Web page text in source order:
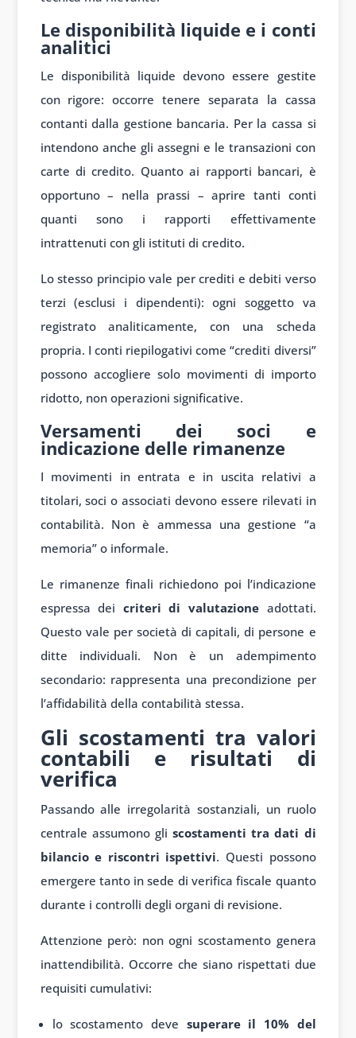
Le disponibilità liquide e i conti
analitici
Le disponibilità liquide devono essere gestite
con rigore: occorre tenere separata la cassa
contanti dalla gestione bancaria. Per la cassa si
intendono anche gli assegni e le transazioni con
carte di credito. Quanto ai rapporti bancari, è
opportuno – nella prassi – aprire tanti conti
quanti sono i rapporti effettivamente
intrattenuti con gli istituti di credito.
Lo stesso principio vale per crediti e debiti verso
terzi (esclusi i dipendenti): ogni soggetto va
registrato analiticamente, con una scheda
propria. I conti riepilogativi come “crediti diversi”
possono accogliere solo movimenti di importo
ridotto, non operazioni significative.
Versamenti dei soci e
indicazione delle rimanenze
I movimenti in entrata e in uscita relativi a
titolari, soci o associati devono essere rilevati in
contabilità. Non è ammessa una gestione “a
memoria” o informale.
Le rimanenze finali richiedono poi l’indicazione
espressa dei criteri di valutazioneadottati.
Questo vale per società di capitali, di persone e
ditte individuali. Non è un adempimento
secondario: rappresenta una precondizione per
l’affidabilità della contabilità stessa.
Gli scostamenti tra valori
contabili e risultati di
verifica
Passando alle irregolarità sostanziali, un ruolo
centrale assumono gli scostamenti tra dati di
bilancio e riscontri ispettivi. Questi possono
emergere tanto in sede di verifica fiscale quanto
durante i controlli degli organi di revisione.
Attenzione però: non ogni scostamento genera
inattendibilità. Occorre che siano rispettati due
requisiti cumulativi:
lo scostamento deve superare il 10% del